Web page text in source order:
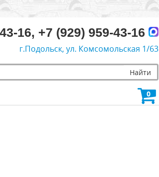
16, +7 (929) 959-43-16
г.Подольск, ул. Комсомольская 1/63
Найти
0